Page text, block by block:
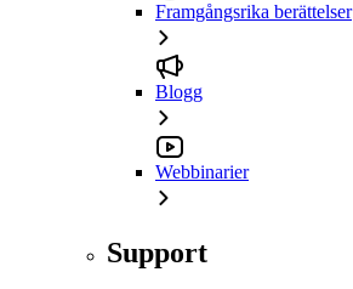
Framgångsrika berättelser
Blogg
Webbinarier
Support